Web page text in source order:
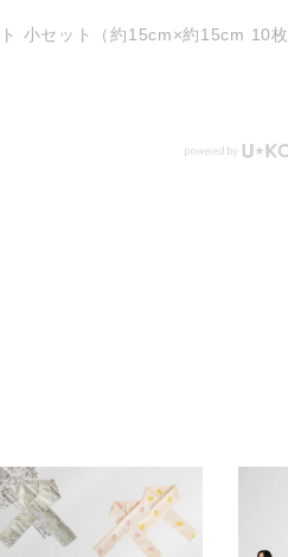
小セット（約15cm×約15cm 10枚